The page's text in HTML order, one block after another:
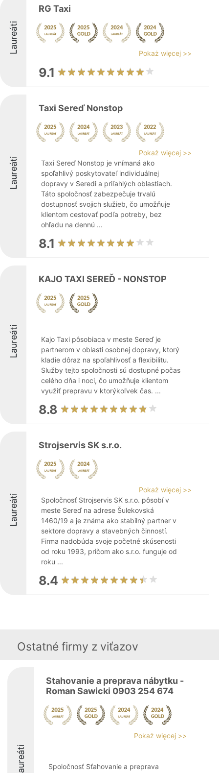
Laureáti
RG Taxi
Pokaż więcej >>
9.1
Laureáti
Taxi Sereď Nonstop
Pokaż więcej >>
Taxi Sereď Nonstop je vnímaná ako
spoľahlivý poskytovateľ individuálnej
dopravy v Seredi a priľahlých oblastiach.
Táto spoločnosť zabezpečuje trvalú
dostupnosť svojich služieb, čo umožňuje
klientom cestovať podľa potreby, bez
ohľadu na dennú ...
8.1
Laureáti
KAJO TAXI SEREĎ - NONSTOP
Kajo Taxi pôsobiaca v meste Sereď je
partnerom v oblasti osobnej dopravy, ktorý
kladie dôraz na spoľahlivosť a flexibilitu.
Služby tejto spoločnosti sú dostupné počas
celého dňa i noci, čo umožňuje klientom
využiť prepravu v ktorýkoľvek čas. ...
8.8
Laureáti
Strojservis SK s.r.o.
Pokaż więcej >>
Spoločnosť Strojservis SK s.r.o. pôsobí v
meste Sereď na adrese Šulekovská
1460/19 a je známa ako stabilný partner v
sektore dopravy a stavebných činností.
Firma nadobúda svoje početné skúsenosti
od roku 1993, pričom ako s.r.o. funguje od
roku ...
8.4
Ostatné firmy z viťazov
Laureáti
Stahovanie a preprava nábytku -
Roman Sawicki 0903 254 674
Pokaż więcej >>
Spoločnosť Sťahovanie a preprava